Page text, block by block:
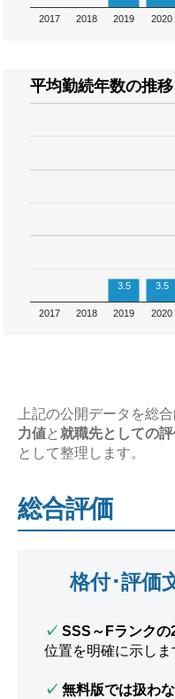
2017 2018 2019 2020
平均勤続年数の推移
2017 2018 2019 2020
3.5 3.5
上記の公開データを総
力値と就職先としての
として整理します。
総合評価
格付･評価
✓ SSS～Fランクの
位置を明確に示しま
✓ 無料版では扱わ